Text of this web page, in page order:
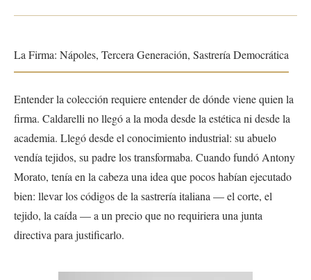
La Firma: Nápoles, Tercera Generación, Sastrería Democrática
Entender la colección requiere entender de dónde viene quien la
firma. Caldarelli no llegó a la moda desde la estética ni desde la
academia. Llegó desde el conocimiento industrial: su abuelo
vendía tejidos, su padre los transformaba. Cuando fundó Antony
Morato, tenía en la cabeza una idea que pocos habían ejecutado
bien: llevar los códigos de la sastrería italiana — el corte, el
tejido, la caída — a un precio que no requiriera una junta
directiva para justificarlo.